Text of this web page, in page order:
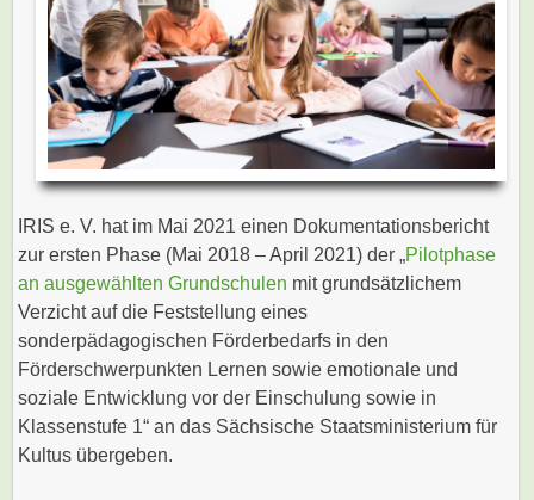
IRIS e. V. hat im Mai 2021 einen Dokumentationsbericht
zur ersten Phase (Mai 2018 – April 2021) der „Pilotphase
an ausgewählten Grundschulen mit grundsätzlichem
Verzicht auf die Feststellung eines
sonderpädagogischen Förderbedarfs in den
Förderschwerpunkten Lernen sowie emotionale und
soziale Entwicklung vor der Einschulung sowie in
Klassenstufe 1“ an das Sächsische Staatsministerium für
Kultus übergeben.